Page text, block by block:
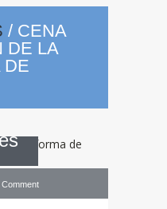
/ CENA
DE LA
DE
de la
de
Comment